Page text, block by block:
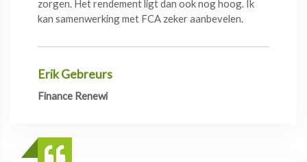
Erik Gebreurs
Finance Renewi
zorgen. Het rendement ligt dan ook nog hoog. Ik
kan samenwerking met FCA zeker aanbevelen.